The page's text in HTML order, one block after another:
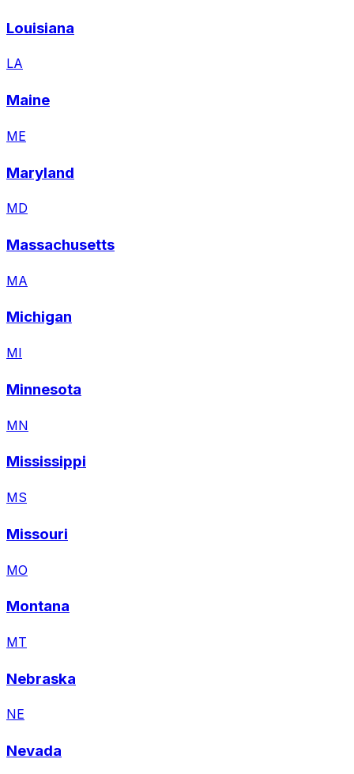
Louisiana
LA
Maine
ME
Maryland
MD
Massachusetts
MA
Michigan
MI
Minnesota
MN
Mississippi
MS
Missouri
MO
Montana
MT
Nebraska
NE
Nevada